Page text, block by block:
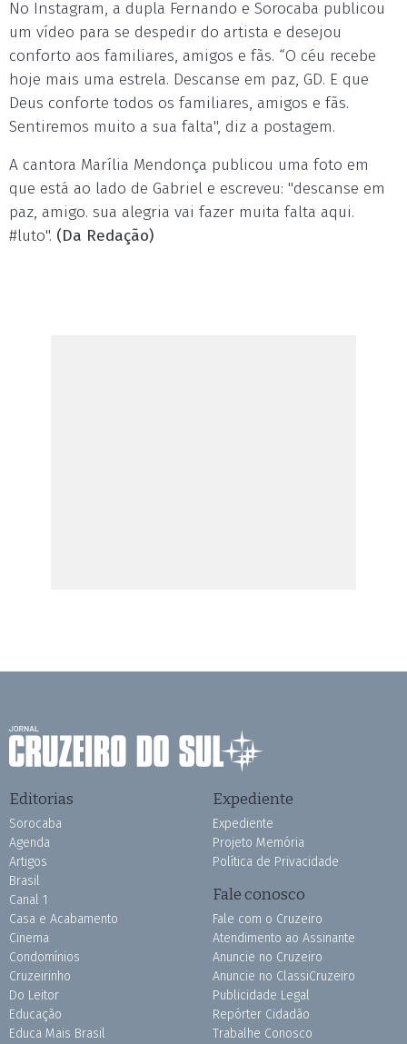
No Instagram, a dupla Fernando e Sorocaba publicou
um vídeo para se despedir do artista e desejou
conforto aos familiares, amigos e fãs. “O céu recebe
hoje mais uma estrela. Descanse em paz, GD. E que
Deus conforte todos os familiares, amigos e fãs.
Sentiremos muito a sua falta", diz a postagem.
A cantora Marília Mendonça publicou uma foto em
que está ao lado de Gabriel e escreveu: "descanse em
paz, amigo. sua alegria vai fazer muita falta aqui.
#luto". (Da Redação)
Editorias
Sorocaba
Agenda
Artigos
Brasil
Canal 1
Casa e Acabamento
Cinema
Condomínios
Cruzeirinho
Do Leitor
Educação
Educa Mais Brasil
Expediente
Expediente
Projeto Memória
Política de Privacidade
Fale conosco
Fale com o Cruzeiro
Atendimento ao Assinante
Anuncie no Cruzeiro
Anuncie no ClassiCruzeiro
Publicidade Legal
Repórter Cidadão
Trabalhe Conosco